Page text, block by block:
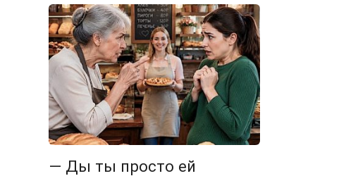
— Ды ты просто ей